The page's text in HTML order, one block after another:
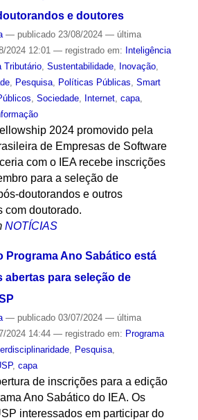
e doutores
— publicado23/08/2024 — última
2024 12:01 — registrado em: Inteligência
Tributário, Sustentabilidade, Inovação,
, Pesquisa, Políticas Públicas, Smart
, Sociedade, Internet, capa,
2024 promovido pela
de Empresas de Software
com o IEA recebe inscrições
para a seleção de
doutorandos e outros
com doutorado.
NOTÍCIAS
Programa Ano Sabático está
abertas para seleção de
— publicado03/07/2024 — última
2024 14:44 — registrado em: Programa
, Pesquisa,
, capa
de inscrições para a edição
Ano Sabático do IEA. Os
interessados em participar do